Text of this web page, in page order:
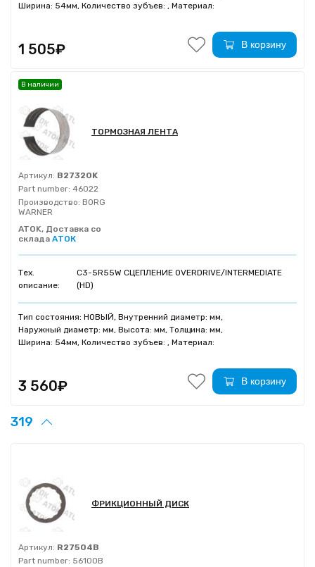
Ширина: 54мм, Количество зубъев: , Материал:
1 505₽ В корзину
ТОРМОЗНАЯ ЛЕНТА
Артикул: B27320K
Part number: 46022
Производство: BORG
WARNER
ATOK, Доставка со
склада АТОК
Тех.
описание:
C3-5R55W СЦЕПЛЕНИЕ OVERDRIVE/INTERMEDIATE
(HD)
Тип состояния: НОВЫЙ, Внутренний диаметр: мм,
Наружный диаметр: мм, Высота: мм, Толщина: мм,
Ширина: 54мм, Количество зубъев: , Материал:
В наличии
3 560₽ В корзину
319
ФРИКЦИОННЫЙ ДИСК
Артикул: R27504B
Part number: 56100B